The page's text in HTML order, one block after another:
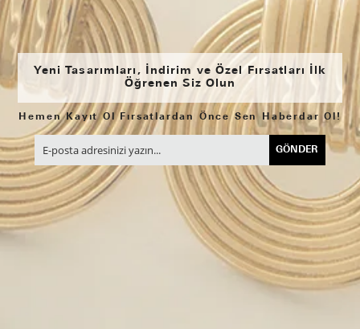
Yeni Tasarımları, İndirim ve Özel Fırsatları İlk
Öğrenen Siz Olun
Hemen Kayıt Ol Fırsatlardan Önce Sen Haberdar Ol!
GÖNDER